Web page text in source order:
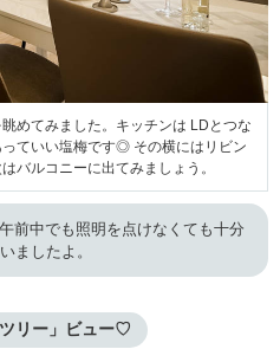
めてみました。キッチンは LDとつな
ていい塩梅です◎ その横にはリビン
バルコニーに出てみましょう。
前中でも照明を点けなくても十分
ましたよ。
ツリー」ビュー♡